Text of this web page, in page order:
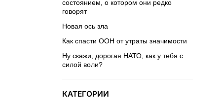
состоянием, о котором они редко
говорят
Новая ось зла
Как спасти ООН от утраты значимости
Ну скажи, дорогая НАТО, как у тебя с
силой воли?
КАТЕГОРИИ